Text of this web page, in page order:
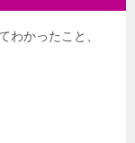
わかったこと、